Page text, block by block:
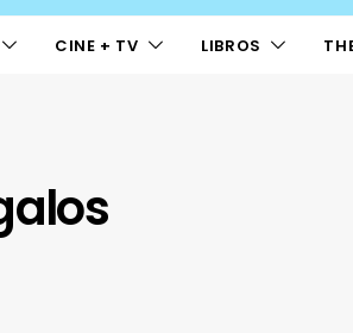
CINE + TV LIBROS